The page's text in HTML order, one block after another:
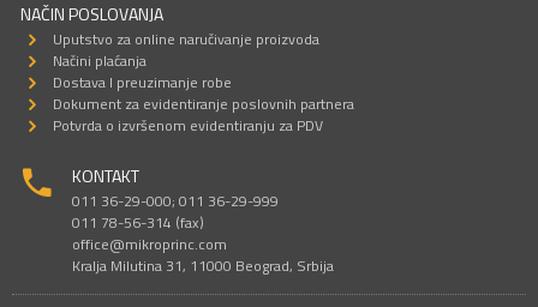
NAČIN POSLOVANJA
Uputstvo za online naručivanje proizvoda
Načini plaćanja
Dostava I preuzimanje robe
Dokument za evidentiranje poslovnih partnera
Potvrda o izvršenom evidentiranju za PDV
KONTAKT
011 36-29-000; 011 36-29-999
011 78-56-314 (fax)
office@mikroprinc.com
Kralja Milutina 31, 11000 Beograd, Srbija